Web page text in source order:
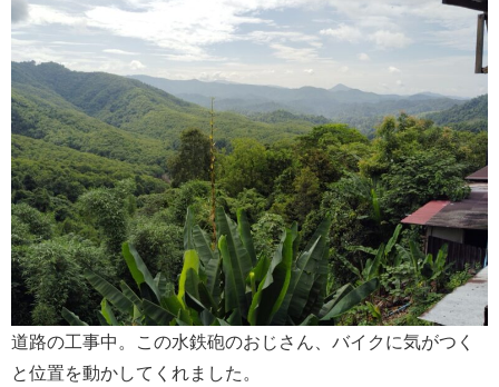
道路の工事中。この水鉄砲のおじさん、バイクに気がつく
と位置を動かしてくれました。